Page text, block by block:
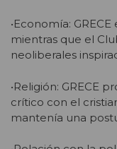
•Economía:
mientras que el
neoliberales
•Religión: GRECE
crítico con el
mantenía una